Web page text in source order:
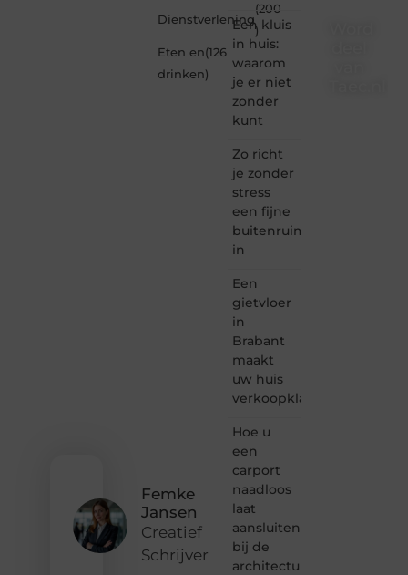
Femke
Jansen
Creatief
Schrijver
Dienstverlening
(200
)
Eten en
drinken
(126
)
Een kluis
in huis:
waarom
je er niet
zonder
kunt
Zo richt
je zonder
stress
een fijne
buitenruimte
in
Een
gietvloer
in
Brabant
maakt
uw huis
verkoopklaar
Hoe u
een
carport
naadloos
laat
aansluiten
bij de
architectuur